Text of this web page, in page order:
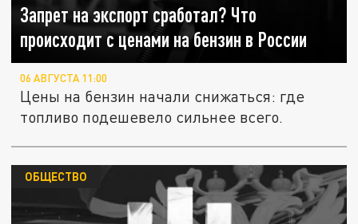
Запрет на экспорт сработал? Что
происходит с ценами на бензин в России
06 АВГУСТА 11:00
Цены на бензин начали снижаться: где
топливо подешевело сильнее всего.
ОБЩЕСТВО